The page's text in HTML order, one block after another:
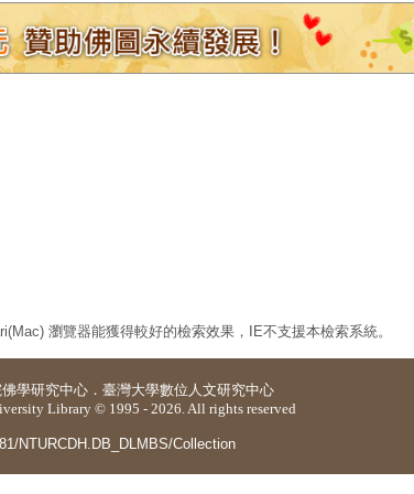
瀏覽器能獲得較好的檢索效果，IE不支援本檢索系統。
學研究中心 ． 臺灣大學數位人文研究中心
Library © 1995 - 2026. All rights reserved
NTURCDH.DB_DLMBS/Collection